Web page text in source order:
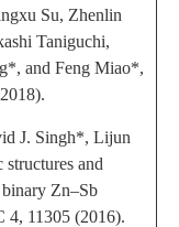
Su, Zhenlin
Taniguchi,
and Feng Miao*,
J. Singh*, Lijun
and
Zn–Sb
4, 11305 (2016).